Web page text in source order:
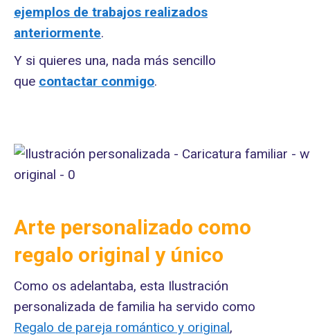
ejemplos de trabajos realizados
anteriormente.
Y si quieres una, nada más sencillo
que contactar conmigo.
Arte personalizado como
regalo original y único
Como os adelantaba, esta Ilustración
personalizada de familia ha servido como
Regalo de pareja romántico y original,